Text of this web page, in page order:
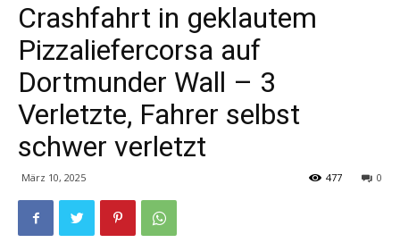
Crashfahrt in geklautem
Pizzaliefercorsa auf
Dortmunder Wall – 3
Verletzte, Fahrer selbst
schwer verletzt
März 10, 2025 0
477